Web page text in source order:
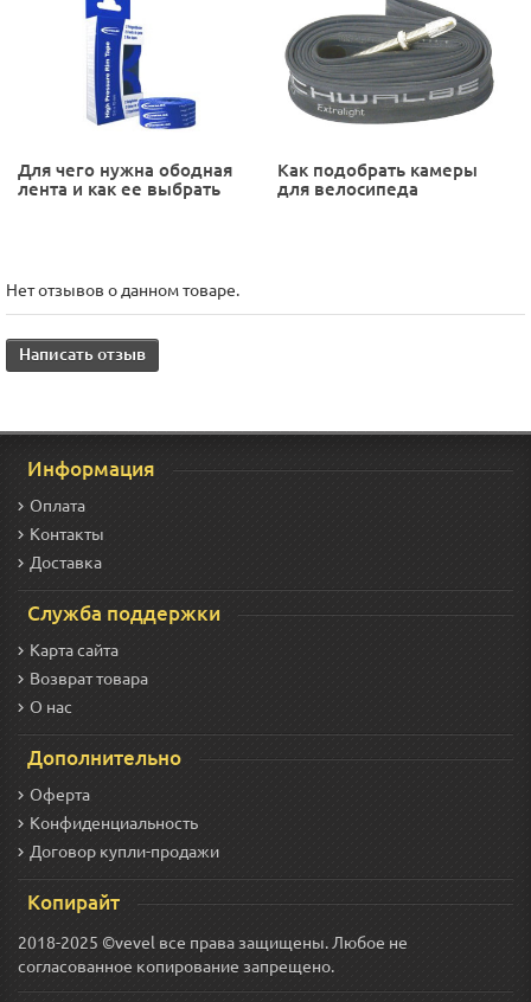
Для чего нужна ободная
лента и как ее выбрать
Как подобрать камеры
для велосипеда
Нет отзывов о данном товаре.
Написать отзыв
Информация
Оплата
Контакты
Доставка
Служба поддержки
Карта сайта
Возврат товара
О нас
Дополнительно
Оферта
Конфиденциальность
Договор купли-продажи
Копирайт
2018-2025 ©vevel все права защищены. Любое не
согласованное копирование запрещено.